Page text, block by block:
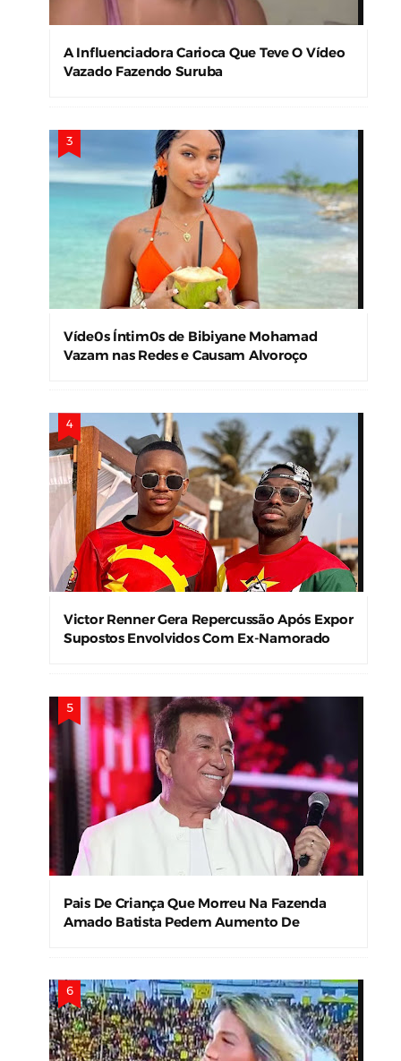
A Influenciadora Carioca Que Teve O Vídeo
Vazado Fazendo Suruba
Víde0s Íntim0s de Bibiyane Mohamad
Vazam nas Redes e Causam Alvoroço
Victor Renner Gera Repercussão Após Expor
Supostos Envolvidos Com Ex-Namorado
Pais De Criança Que Morreu Na Fazenda
Amado Batista Pedem Aumento De